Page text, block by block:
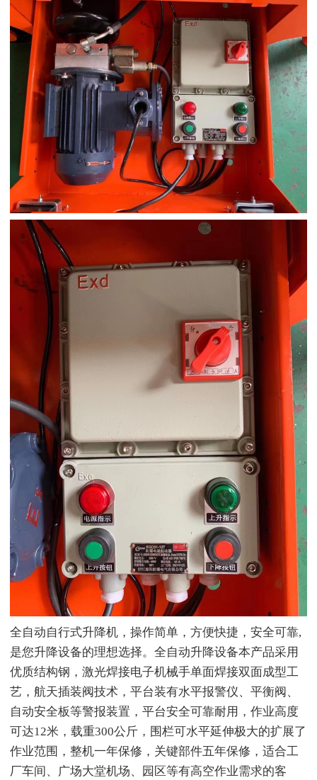
全自动自行式升降机，操作简单，方便快捷，安全可靠,
是您升降设备的理想选择。全自动升降设备本产品采用
优质结构钢，激光焊接电子机械手单面焊接双面成型工
艺，航天插装阀技术，平台装有水平报警仪、平衡阀、
自动安全板等警报装置，平台安全可靠耐用，作业高度
可达12米，载重300公斤，围栏可水平延伸极大的扩展了
作业范围，整机一年保修，关键部件五年保修，适合工
厂车间、广场大堂机场、园区等有高空作业需求的客